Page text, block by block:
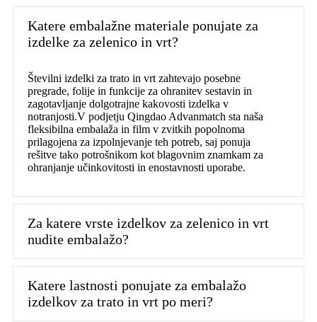
Katere embalažne materiale ponujate za
izdelke za zelenico in vrt?
Številni izdelki za trato in vrt zahtevajo posebne
pregrade, folije in funkcije za ohranitev sestavin in
zagotavljanje dolgotrajne kakovosti izdelka v
notranjosti.V podjetju Qingdao Advanmatch sta naša
fleksibilna embalaža in film v zvitkih popolnoma
prilagojena za izpolnjevanje teh potreb, saj ponuja
rešitve tako potrošnikom kot blagovnim znamkam za
ohranjanje učinkovitosti in enostavnosti uporabe.
Za katere vrste izdelkov za zelenico in vrt
nudite embalažo?
Katere lastnosti ponujate za embalažo
izdelkov za trato in vrt po meri?